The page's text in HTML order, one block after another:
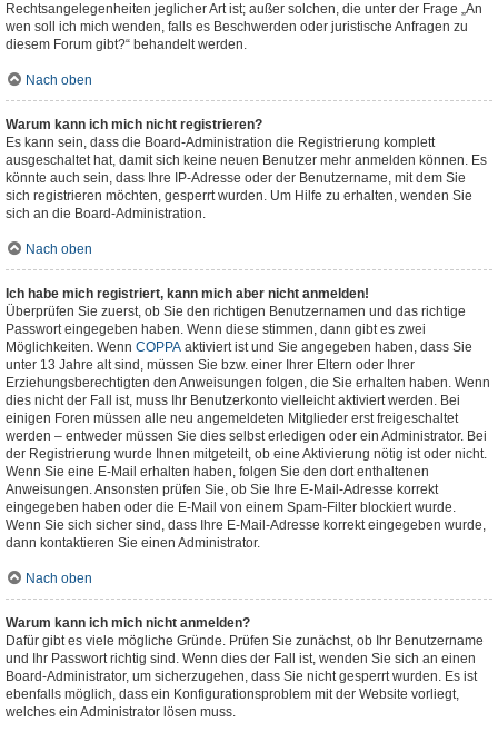
Rechtsangelegenheiten jeglicher Art ist; außer solchen, die unter der Frage „An
wen soll ich mich wenden, falls es Beschwerden oder juristische Anfragen zu
diesem Forum gibt?“ behandelt werden.
Nach oben
Warum kann ich mich nicht registrieren?
Es kann sein, dass die Board-Administration die Registrierung komplett
ausgeschaltet hat, damit sich keine neuen Benutzer mehr anmelden können. Es
könnte auch sein, dass Ihre IP-Adresse oder der Benutzername, mit dem Sie
sich registrieren möchten, gesperrt wurden. Um Hilfe zu erhalten, wenden Sie
sich an die Board-Administration.
Nach oben
Ich habe mich registriert, kann mich aber nicht anmelden!
Überprüfen Sie zuerst, ob Sie den richtigen Benutzernamen und das richtige
Passwort eingegeben haben. Wenn diese stimmen, dann gibt es zwei
Möglichkeiten. Wenn COPPA aktiviert ist und Sie angegeben haben, dass Sie
unter 13 Jahre alt sind, müssen Sie bzw. einer Ihrer Eltern oder Ihrer
Erziehungsberechtigten den Anweisungen folgen, die Sie erhalten haben. Wenn
dies nicht der Fall ist, muss Ihr Benutzerkonto vielleicht aktiviert werden. Bei
einigen Foren müssen alle neu angemeldeten Mitglieder erst freigeschaltet
werden – entweder müssen Sie dies selbst erledigen oder ein Administrator. Bei
der Registrierung wurde Ihnen mitgeteilt, ob eine Aktivierung nötig ist oder nicht.
Wenn Sie eine E-Mail erhalten haben, folgen Sie den dort enthaltenen
Anweisungen. Ansonsten prüfen Sie, ob Sie Ihre E-Mail-Adresse korrekt
eingegeben haben oder die E-Mail von einem Spam-Filter blockiert wurde.
Wenn Sie sich sicher sind, dass Ihre E-Mail-Adresse korrekt eingegeben wurde,
dann kontaktieren Sie einen Administrator.
Nach oben
Warum kann ich mich nicht anmelden?
Dafür gibt es viele mögliche Gründe. Prüfen Sie zunächst, ob Ihr Benutzername
und Ihr Passwort richtig sind. Wenn dies der Fall ist, wenden Sie sich an einen
Board-Administrator, um sicherzugehen, dass Sie nicht gesperrt wurden. Es ist
ebenfalls möglich, dass ein Konfigurationsproblem mit der Website vorliegt,
welches ein Administrator lösen muss.